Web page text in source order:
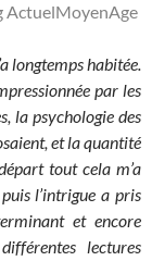
ActuelMoyenAge
longtemps habitée.
par les
la psychologie des
et la quantité
tout cela m’a
l’intrigue a pris
et encore
lectures